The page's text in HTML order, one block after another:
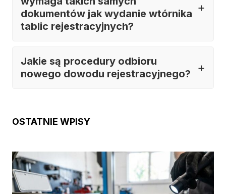
dokumentów jak wydanie wtórnika
tablic rejestracyjnych?
Jakie są procedury odbioru
nowego dowodu rejestracyjnego?
OSTATNIE WPISY